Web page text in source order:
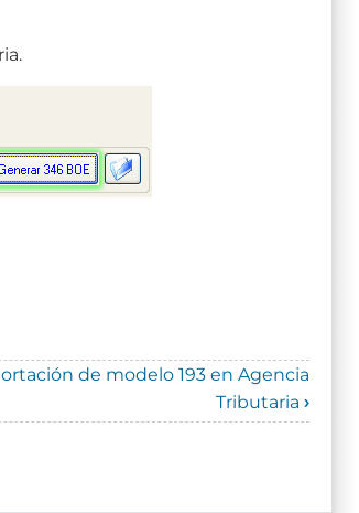
de modelo 193 en Agencia
Tributaria ›